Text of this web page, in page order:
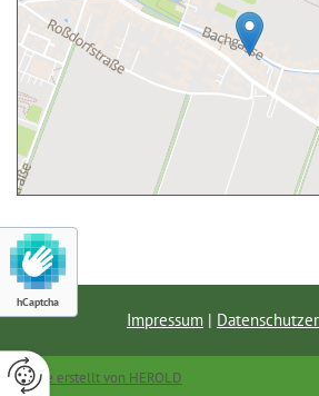
hCaptcha
Impressum |
Website erstellt von HEROLD